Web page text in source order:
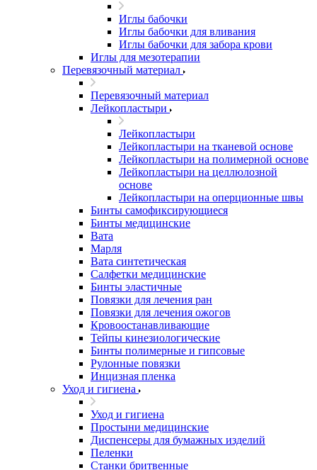
Иглы бабочки
Иглы бабочки для вливания
Иглы бабочки для забора крови
Иглы для мезотерапии
Перевязочный материал
Перевязочный материал
Лейкопластыри
Лейкопластыри
Лейкопластыри на тканевой основе
Лейкопластыри на полимерной основе
Лейкопластыри на целлюлозной
основе
Лейкопластыри на оперционные швы
Бинты самофиксирующиеся
Бинты медицинские
Вата
Марля
Вата синтетическая
Салфетки медицинские
Бинты эластичные
Повязки для лечения ран
Повязки для лечения ожогов
Кровоостанавливающие
Тейпы кинезиологические
Бинты полимерные и гипсовые
Рулонные повязки
Инцизная пленка
Уход и гигиена
Уход и гигиена
Простыни медицинские
Диспенсеры для бумажных изделий
Пеленки
Станки бритвенные